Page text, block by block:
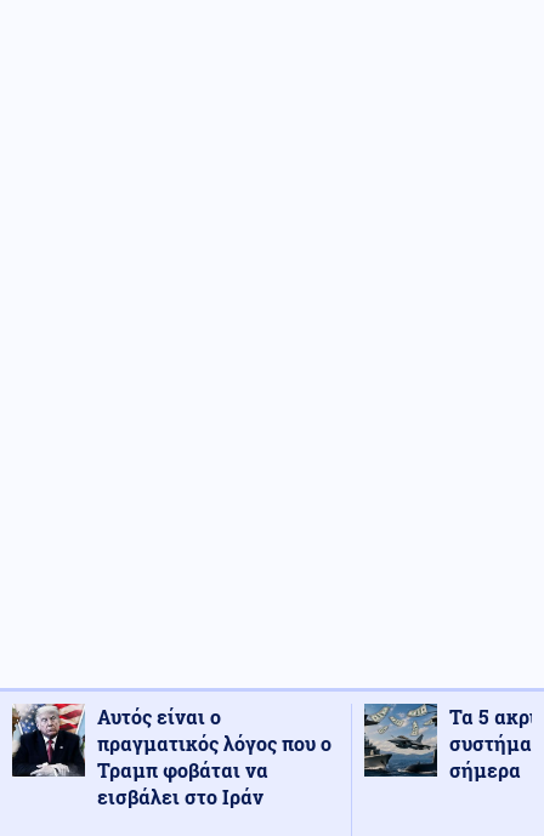
Αυτός είναι ο
πραγματικός λόγος που ο
Τραμπ φοβάται να
εισβάλει στο Ιράν
Τα 5
σήμερα